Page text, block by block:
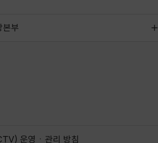
본부
운영ㆍ관리 방침